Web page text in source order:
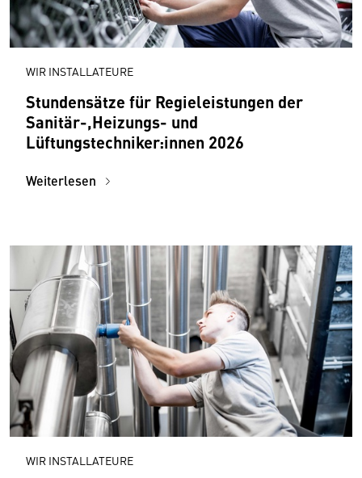
WIR INSTALLATEURE
Stundensätze für Regieleistungen der
Sanitär-,Heizungs- und
Lüftungstechniker:innen 2026
Weiterlesen
WIR INSTALLATEURE